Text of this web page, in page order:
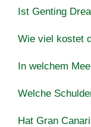
Ist Genting
Wie viel kostet
In welchem
Welche
Hat Gran